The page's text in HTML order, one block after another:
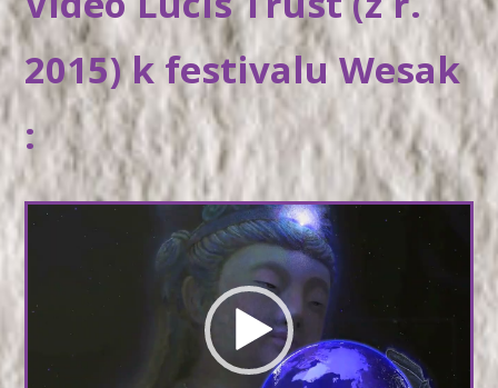
2015) k festivalu Wesak
:
Video